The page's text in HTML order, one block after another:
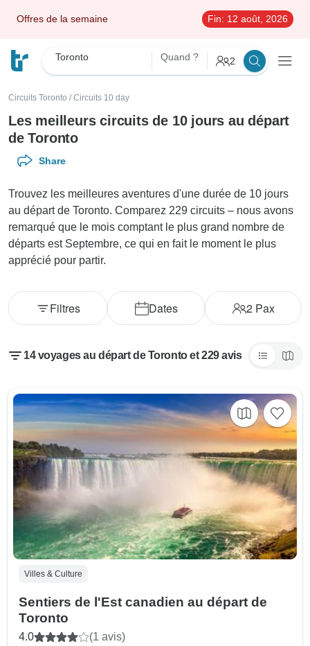
Offres de la semaine Fin: 12 août, 2026
Toronto Quand ? 2
Circuits Toronto / Circuits 10 day
Les meilleurs circuits de 10 jours au départ
de Toronto
Share
Trouvez les meilleures aventures d'une durée de 10 jours
au départ de Toronto. Comparez 229 circuits – nous avons
remarqué que le mois comptant le plus grand nombre de
départs est Septembre, ce qui en fait le moment le plus
apprécié pour partir.
Dates 2Pax
Filtres
14 voyages au départ de Toronto et 229 avis
Villes & Culture
Sentiers de l'Est canadien au départ de
Toronto
4.0 (1 avis)